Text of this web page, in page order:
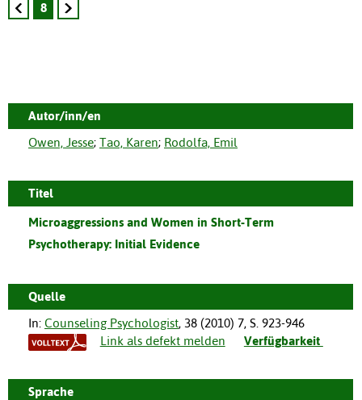
8
Autor/inn/en
Owen, Jesse; Tao, Karen; Rodolfa, Emil
Titel
Microaggressions and Women in Short-Term
Psychotherapy: Initial Evidence
Quelle
In: Counseling Psychologist, 38 (2010) 7, S. 923-946
Link als defekt melden
Verfügbarkeit
Sprache